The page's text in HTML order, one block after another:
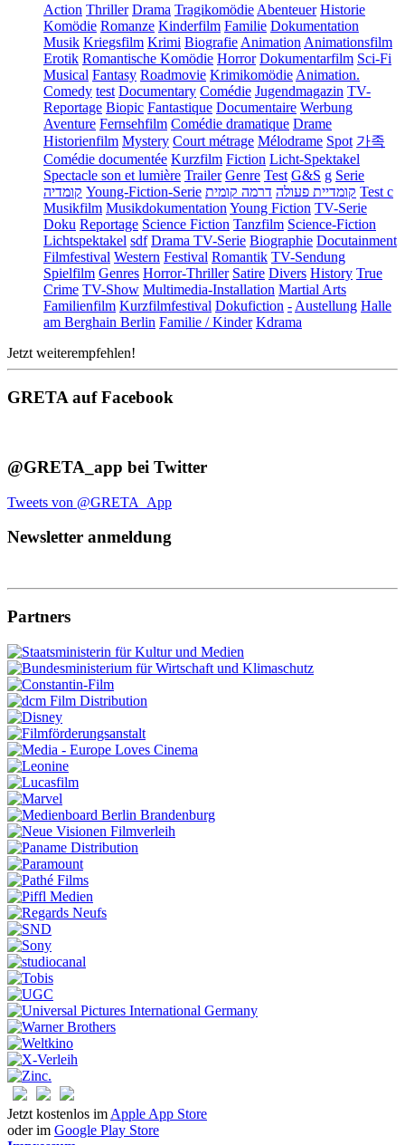
Action Thriller Drama Tragikomödie Abenteuer Historie
Komödie Romanze Kinderfilm Familie Dokumentation
Musik Kriegsfilm Krimi Biografie Animation Animationsfilm
Erotik Romantische Komödie Horror Dokumentarfilm Sci-Fi
Musical Fantasy Roadmovie Krimikomödie Animation.
Comedy test Documentary Comédie Jugendmagazin TV-
Reportage Biopic Fantastique Documentaire Werbung
Aventure Fernsehfilm Comédie dramatique Drame
Historienfilm Mystery Court métrage Mélodrame Spot 가족
Comédie documentée Kurzfilm Fiction Licht-Spektakel
Spectacle son et lumière Trailer Genre Test G&S g Serie
קומדיה Young-Fiction-Serie קומדיית פעולה דרמה קומית
Test c
Musikfilm Musikdokumentation Young Fiction TV-Serie
Doku Reportage Science Fiction Tanzfilm Science-Fiction
Lichtspektakel sdf Drama TV-Serie Biographie Docutainment
Filmfestival Western Festival Romantik TV-Sendung
Spielfilm Genres Horror-Thriller Satire Divers History True
Crime TV-Show Multimedia-Installation Martial Arts
Familienfilm Kurzfilmfestival Dokufiction - Austellung Halle
am Berghain Berlin Familie / Kinder Kdrama
Jetzt weiterempfehlen!
GRETA auf Facebook
@GRETA_app bei Twitter
Tweets von @GRETA_App
Newsletter anmeldung
Partners
Jetzt kostenlos im Apple App Store
oder im Google Play Store